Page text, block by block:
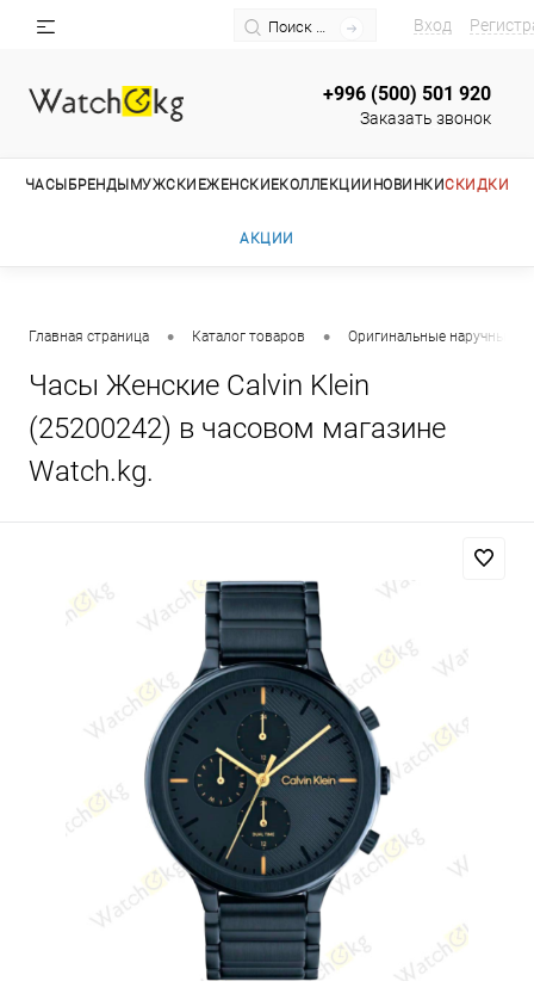
Вход
+996 (500) 501 920
Заказать звонок
ЧАСЫ БРЕНДЫ МУЖСКИЕЖЕНСКИЕКОЛЛЕКЦИИ НОВИНКИСКИДКИ
АКЦИИ
Главная страница • Каталог товаров • Оригинальные наручные
Часы Женские Calvin Klein
(25200242) в часовом магазине
Watch.kg.